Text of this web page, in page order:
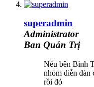
superadmin
Administrator
Ban Quản Trị
Nếu bên Bình
nhóm diễn
rồi đó